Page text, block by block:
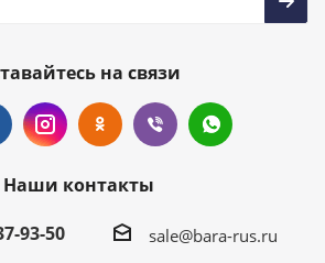
на связи
Наши контакты
93-50
sale@bara-rus.ru